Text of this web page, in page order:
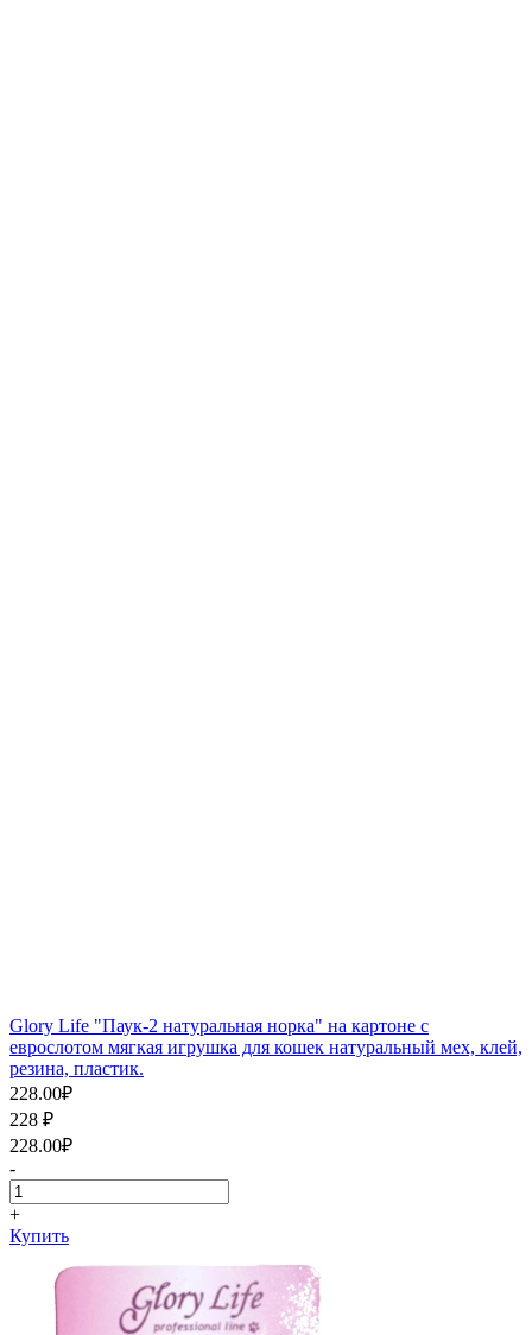
Glory Life "Паук-2 натуральная норка" на картоне с
еврослотом мягкая игрушка для кошек натуральный мех, клей,
резина, пластик.
228.00₽
228 ₽
228.00₽
-
+
Купить